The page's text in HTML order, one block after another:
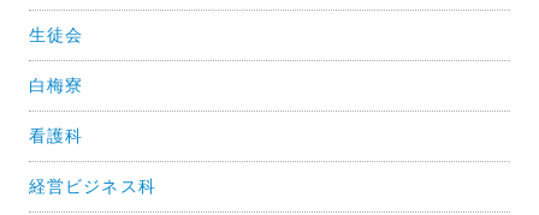
生徒会
白梅寮
看護科
経営ビジネス科